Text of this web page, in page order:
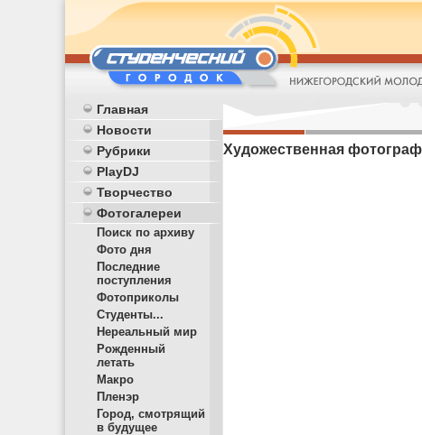
Главная
Новости
Рубрики
PlayDJ
Творчество
Фотогалереи
Поиск по архиву
Фото дня
Последние
поступления
Фотоприколы
Студенты...
Нереальный мир
Рожденный
летать
Макро
Пленэр
Город, смотрящий
в будущее
Художественная